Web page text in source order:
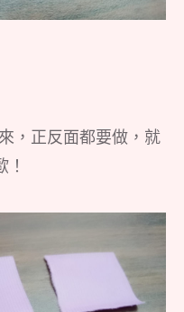
，正反面都要做，就